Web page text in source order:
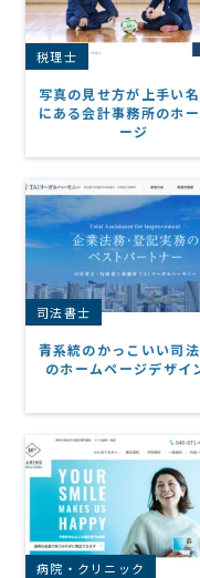
税理士
写真の見せ方が上手い
にある会計事務所のホ
ージ
司法書士
青系統のかっこいい司
のホームページデザイ
病院・クリニック